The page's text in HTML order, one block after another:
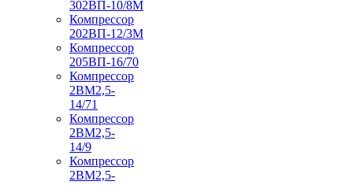
302ВП-10/8М
Компрессор
202ВП-12/3М
Компрессор
205ВП-16/70
Компрессор
2ВМ2,5-
14/71
Компрессор
2ВМ2,5-
14/9
Компрессор
2ВМ2,5-